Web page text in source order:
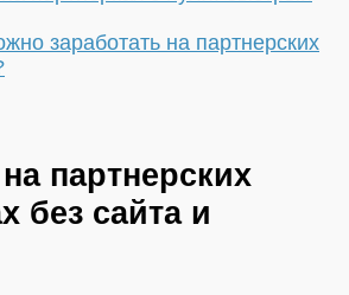
заработать на партнерских
партнерских
без сайта и